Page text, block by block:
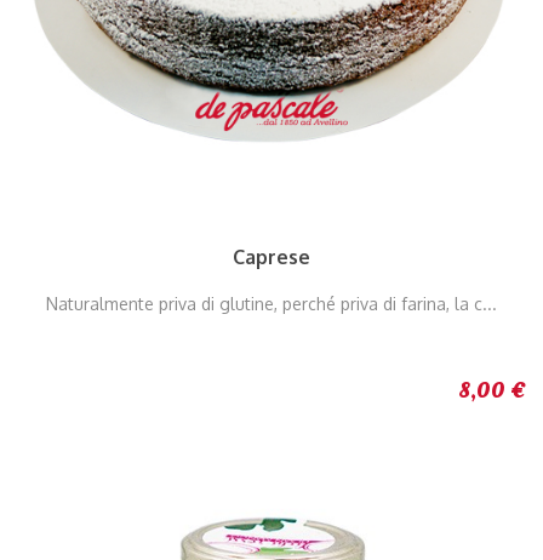
Caprese
Naturalmente priva di glutine, perché priva di farina, la c...
8,00 €